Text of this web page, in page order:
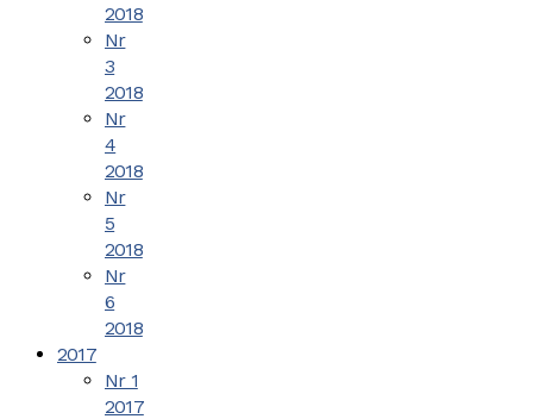
2018
Nr
3
2018
Nr
4
2018
Nr
5
2018
Nr
6
2018
2017
Nr 1
2017